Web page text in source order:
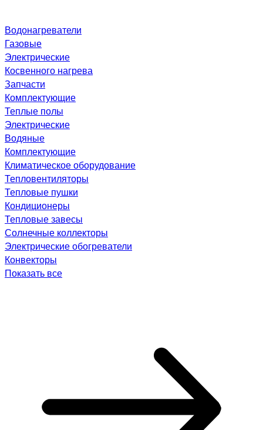
Водонагреватели
Газовые
Электрические
Косвенного нагрева
Запчасти
Комплектующие
Теплые полы
Электрические
Водяные
Комплектующие
Климатическое оборудование
Тепловентиляторы
Тепловые пушки
Кондиционеры
Тепловые завесы
Солнечные коллекторы
Электрические обогреватели
Конвекторы
Показать все